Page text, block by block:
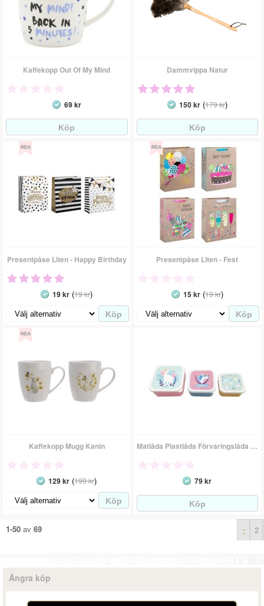
Kaffekopp Out Of My Mind
69 kr
Dammvippa Natur
150 kr(179 kr)
Presentpåse Liten - Happy Birthday
19 kr (19 kr)
Presentpåse Liten - Fest
15 kr(19 kr)
Kaffekopp Mugg Kanin
129 kr (199 kr)
Matlåda Plastlåda Förvaringslåda - Unicorn/enhörning
79 kr
1-50 av 69 1 2
Ångra köp